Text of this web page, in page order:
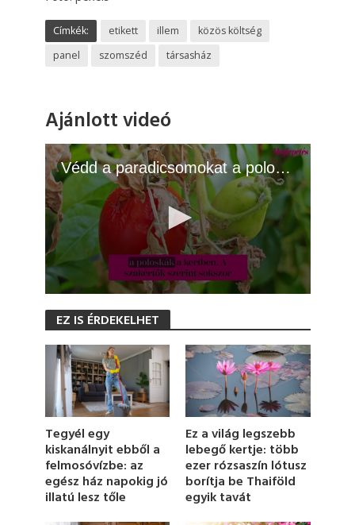
Címkék: etikett illem
közös költség
panel
szomszéd társasház
Ajánlott videó
Védd a paradicsomokat a poloskáktól: 4 természetes módszer
s
m
i
n
u
t
e
EZ IS ÉRDEKELHET
Tegyél egy
kiskanálnyit ebből a
felmosóvízbe: az
egész ház napokig jó
illatú lesz tőle
Ez a világ legszebb
lebegő kertje: több
ezer rózsaszín lótusz
borítja be Thaiföld
egyik tavát